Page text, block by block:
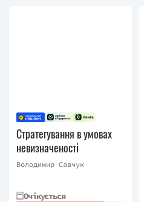
підприємства».
Стратегування в умовах
невизначеності
Володимир Савчук
Очікується